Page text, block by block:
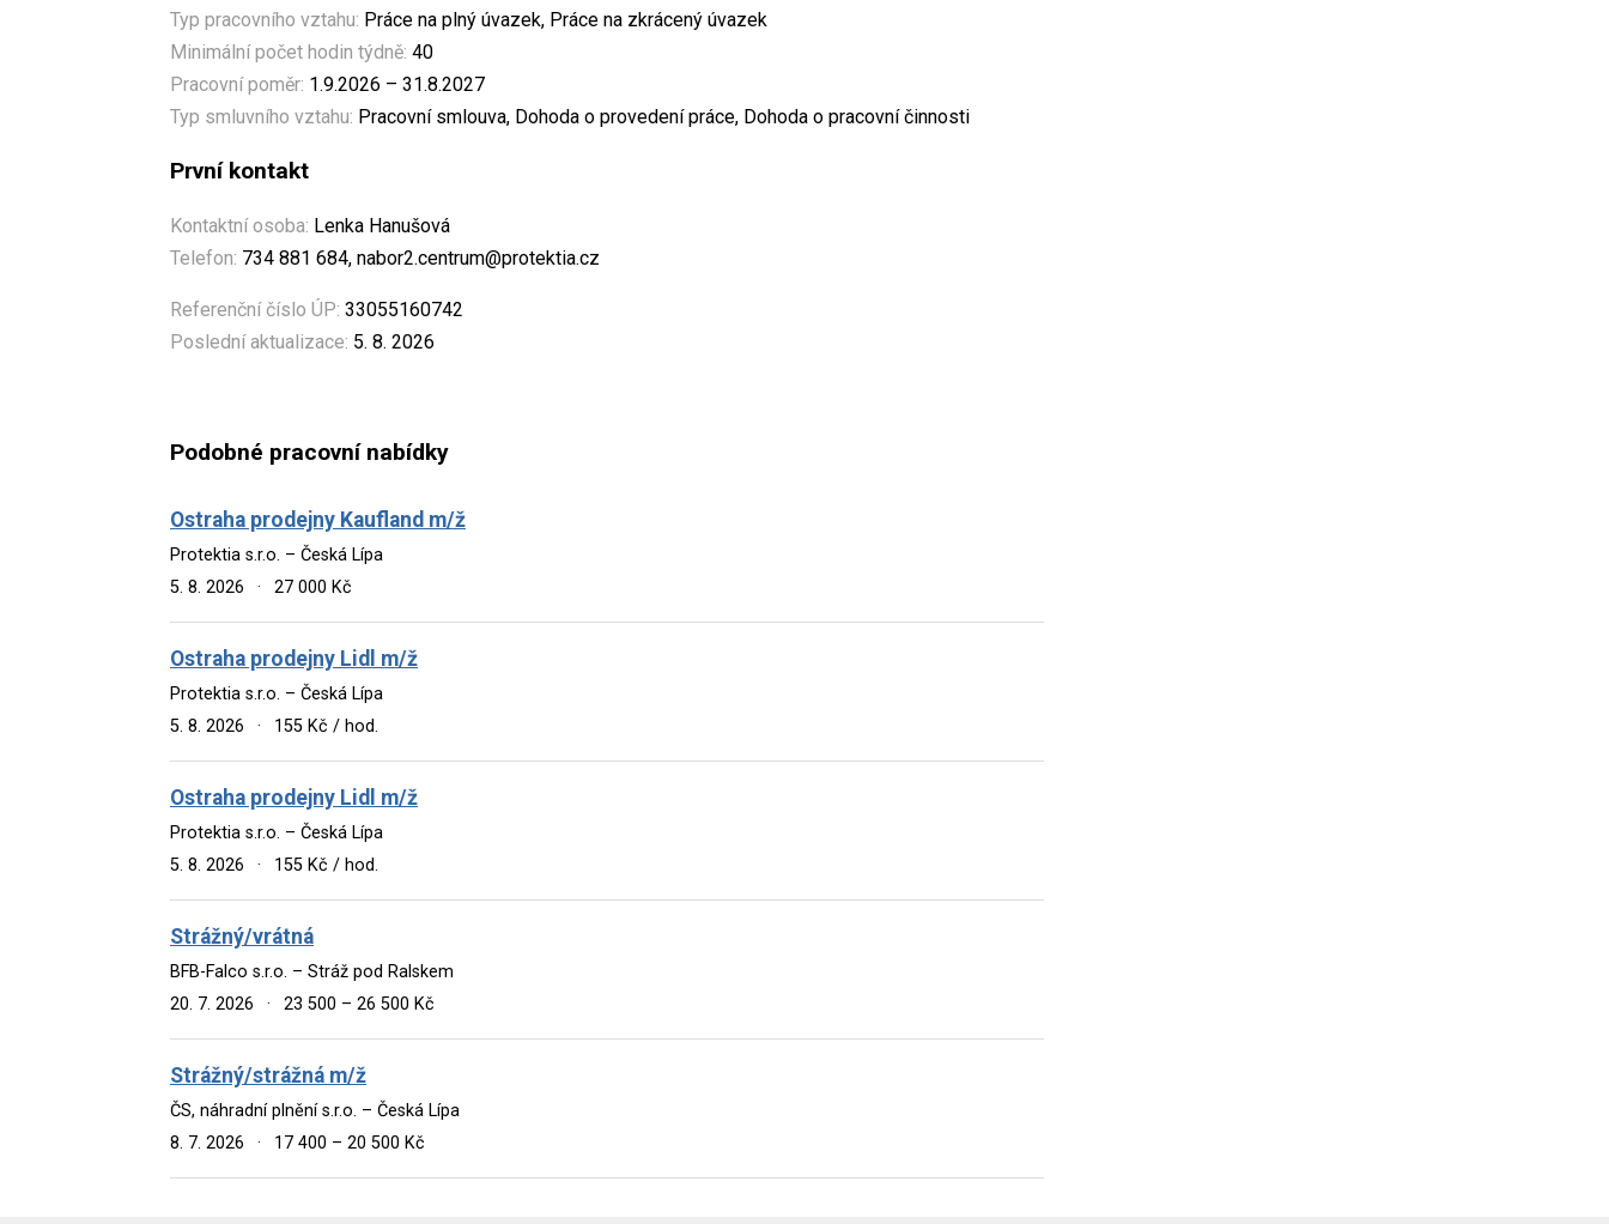
Typ pracovního vztahu: Práce na plný úvazek, Práce na zkrácený úvazek
Minimální počet hodin týdně: 40
Pracovní poměr: 1.9.2026 – 31.8.2027
Typ smluvního vztahu: Pracovní smlouva, Dohoda o provedení práce, Dohoda o pracovní činnosti
První kontakt
Kontaktní osoba: Lenka Hanušová
Telefon: 734 881 684, nabor2.centrum@protektia.cz
Referenční číslo ÚP: 33055160742
Poslední aktualizace: 5. 8. 2026
Podobné pracovní nabídky
Ostraha prodejny Kaufland m/ž
Protektia s.r.o. – Česká Lípa
5. 8. 2026
· 27 000 Kč
Ostraha prodejny Lidl m/ž
Protektia s.r.o. – Česká Lípa
5. 8. 2026
· 155 Kč / hod.
Ostraha prodejny Lidl m/ž
Protektia s.r.o. – Česká Lípa
5. 8. 2026
· 155 Kč / hod.
Strážný/vrátná
BFB-Falco s.r.o. – Stráž pod Ralskem
20. 7. 2026
· 23 500 – 26 500 Kč
Strážný/strážná m/ž
ČS, náhradní plnění s.r.o. – Česká Lípa
8. 7. 2026
· 17 400 – 20 500 Kč